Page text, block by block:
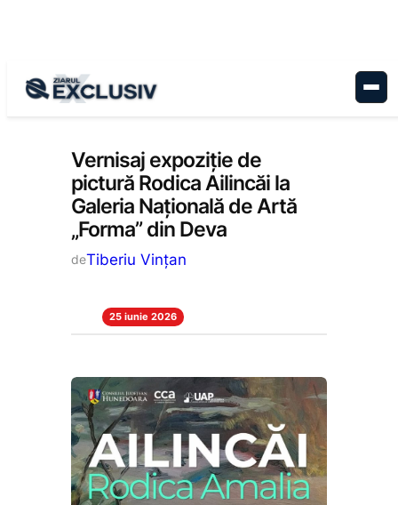
Cultură, Stiri la zi
Vernisaj expoziție de
pictură Rodica Ailincăi la
Galeria Națională de Artă
„Forma” din Deva
deTiberiu Vințan
25 iunie 2026